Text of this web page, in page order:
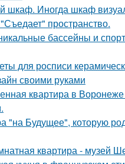
шкаф. Иногда шкаф
пространство.
бассейны и
для росписи
своими руками
квартира в
"на Будущее", которую
квартира - музей